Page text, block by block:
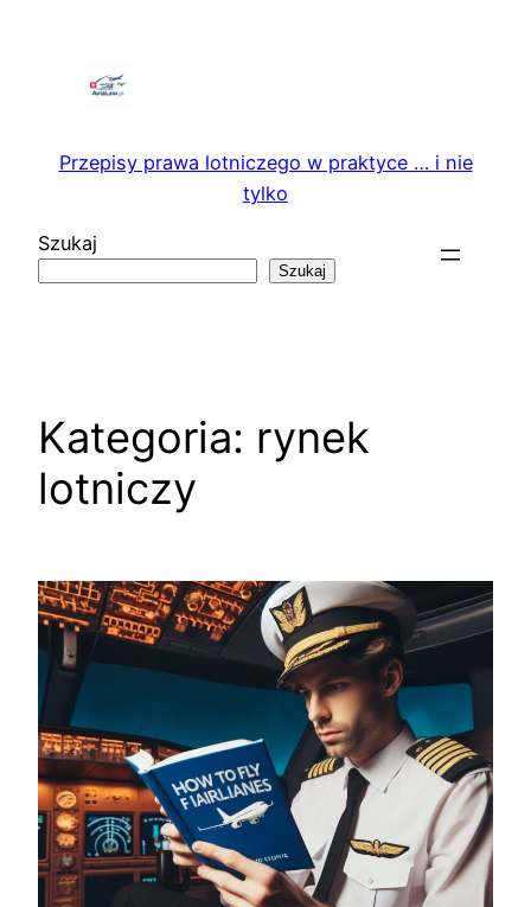
Przepisy prawa lotniczego w praktyce … i nie
tylko
Szukaj
Szukaj
Kategoria: rynek
lotniczy